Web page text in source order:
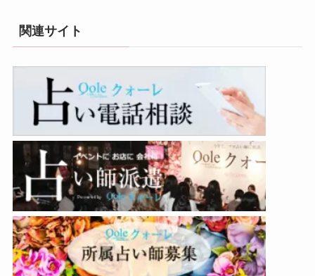
関連サイト